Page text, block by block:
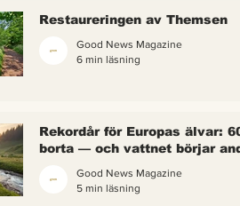
–
i
gick
Restaureringen av Themsen
Good News Magazine
6 min läsning
Rekordår för Europas älvar:
borta — och vattnet börjar
Good News Magazine
5 min läsning